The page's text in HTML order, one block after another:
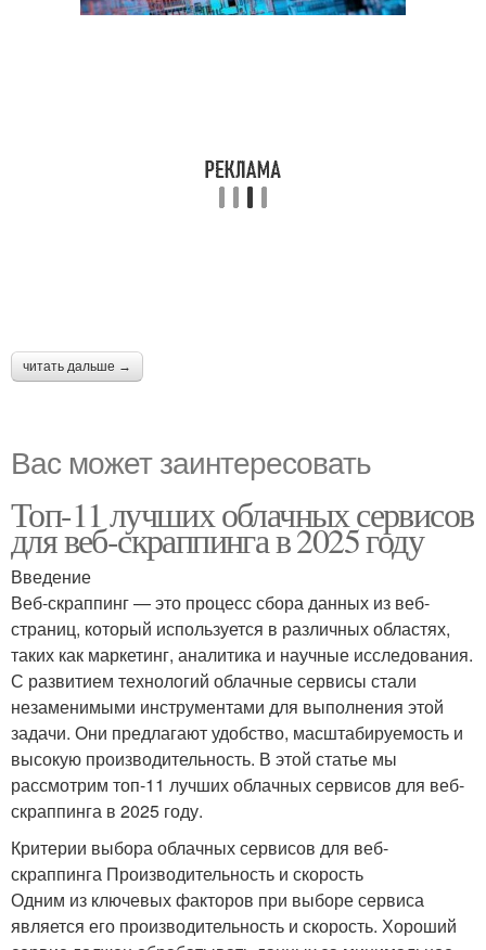
читать дальше →
Вас может заинтересовать
Топ-11 лучших облачных сервисов
для веб-скраппинга в 2025 году
Введение
Веб-скраппинг — это процесс сбора данных из веб-
страниц, который используется в различных областях,
таких как маркетинг, аналитика и научные исследования.
С развитием технологий облачные сервисы стали
незаменимыми инструментами для выполнения этой
задачи. Они предлагают удобство, масштабируемость и
высокую производительность. В этой статье мы
рассмотрим топ-11 лучших облачных сервисов для веб-
скраппинга в 2025 году.
Критерии выбора облачных сервисов для веб-
скраппинга Производительность и скорость
Одним из ключевых факторов при выборе сервиса
является его производительность и скорость. Хороший